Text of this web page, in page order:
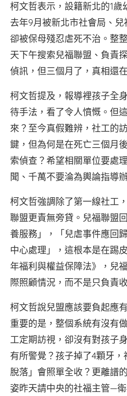
柯文哲表示，設籍新北的1歲
去年9月被新北市社會局、兒
卻被保母殘忍虐死不治。整
天下午搜索兒福聯盟、負責
偵訊，但三個月了，真相還
柯文哲提及，報導裡孩子全
待手法，看了令人憤慨。但
來？至今真假難辨，社工的
鍵，但為何是在死亡三個月
索偵查？希望相關單位要處
聞、千萬不要淪為輿論指導
柯文哲強調除了第一線社工
聯盟更責無旁貸。兒福聯盟
養服務」，「兒虐事件應回
中心處理」，這根本是在踢
年福利與權益保障法》，兒
際照顧情況，而不是只負責
柯文哲說兒盟應該要負起應
重要的是，整個系統有沒有
工定期訪視，卻沒有對孩子
有所警覺？孩子掉了4顆牙
脫落」會照單全收？更離譜
姿昨天請中央的社福主管—